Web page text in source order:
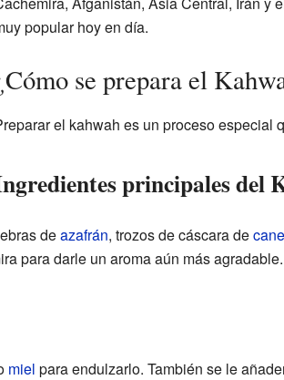
popular hoy en día.
se prepara el
el kahwah es un proceso especial
principales del
deazafrán, trozos de cáscara de
para darle un aroma aún más agradable.
miel para endulzarlo. También se le